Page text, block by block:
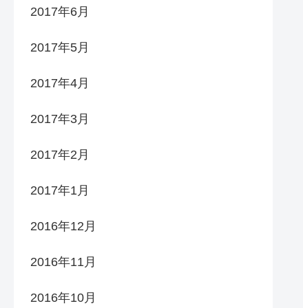
2017年6月
2017年5月
2017年4月
2017年3月
2017年2月
2017年1月
2016年12月
2016年11月
2016年10月